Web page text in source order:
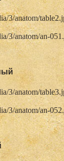
3/anatom/
3/anatom/an-
3/anatom/
3/anatom/an-